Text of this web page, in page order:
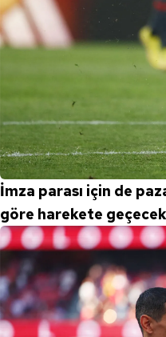
İmza parası için de
göre harekete